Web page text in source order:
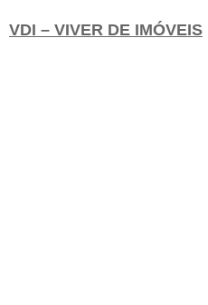
VDI – VIVER DE IMÓVEIS